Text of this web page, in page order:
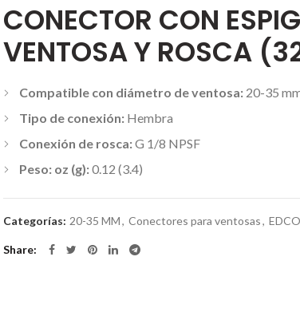
CONECTOR CON
VENTOSA Y ROSCA
Compatible con diámetro de ventosa: 20-35
Tipo de conexión: Hembra
Conexión de rosca:G 1/8 NPSF
Peso: oz (g):0.12 (3.4)
Categorías: 20-35 MM, Conectores para ventosas, EDCO
Share